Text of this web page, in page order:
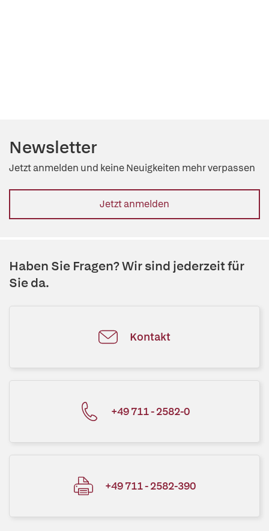
Newsletter
Jetzt anmelden und keine Neuigkeiten mehr verpassen
Jetzt anmelden
Haben Sie Fragen? Wir sind jederzeit für
Sie da.
Kontakt
+49 711 - 2582-0
+49 711 - 2582-390